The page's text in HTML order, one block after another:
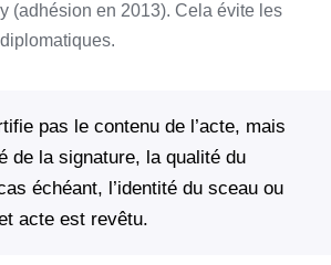
(adhésion en 2013). Cela évite les
pas le contenu de l’acte, mais
de la signature, la qualité du
échéant, l’identité du sceau ou
acte est revêtu.